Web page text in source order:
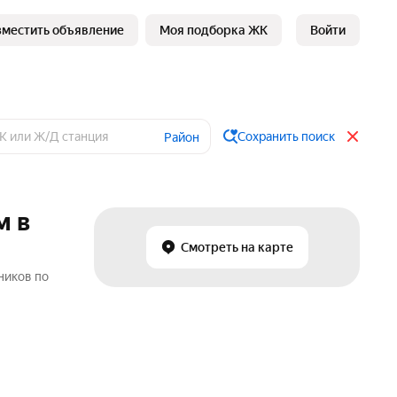
объявление Моя подборка ЖК Войти
Район Сохранить поиск
Смотреть на карте
в
по